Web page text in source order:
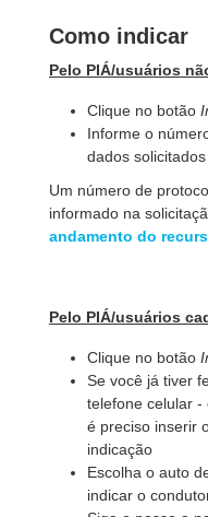
Como indicar
Pelo PIÁ/usuários
Clique no botão
Informe o
dados solicitados
Um número de
informado na
andamento do
Pelo PIÁ/usuários
Clique no botão
Se você já tiver
telefone celular -
é preciso inserir
indicação
Escolha o auto
indicar o